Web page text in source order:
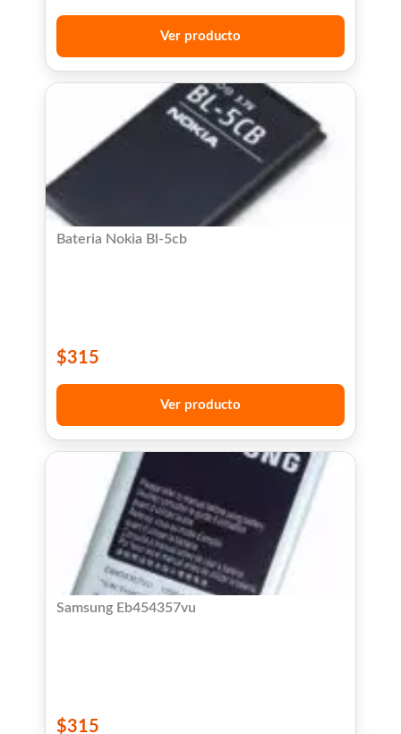
Ver producto
Bateria Nokia Bl-5cb
$315
Ver producto
Samsung Eb454357vu
$315